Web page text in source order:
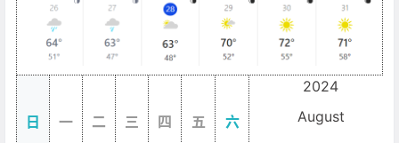
日 一 二 三 四 五 六
2024
August